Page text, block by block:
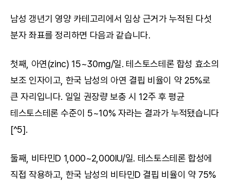
남성 갱년기 영양 카테고리에서 임상 근거가 누적된 다섯
분자 좌표를 정리하면 다음과 같습니다.
첫째, 아연(zinc) 15~30mg/일. 테스토스테론 합성 효소의
보조 인자이고, 한국 남성의 아연 결핍 비율이 약 25%로
큰 자리입니다. 일일 권장량 보충 시 12주 후 평균
테스토스테론 수준이 5~10% 자라는 결과가 누적됐습니다
[^5].
둘째, 비타민D 1,000~2,000IU/일. 테스토스테론 합성에
직접 작용하고, 한국 남성의 비타민D 결핍 비율이 약 75%